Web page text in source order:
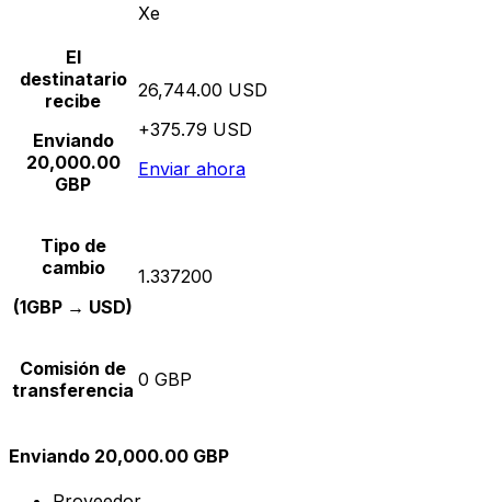
Xe
El
destinatario
recibe
Enviando
20,000.00
GBP
26,744.00 USD
+375.79 USD
Enviar ahora
Tipo de
cambio
(1GBP → USD)
1.337200
Comisión de
transferencia 0 GBP
Enviando 20,000.00 GBP